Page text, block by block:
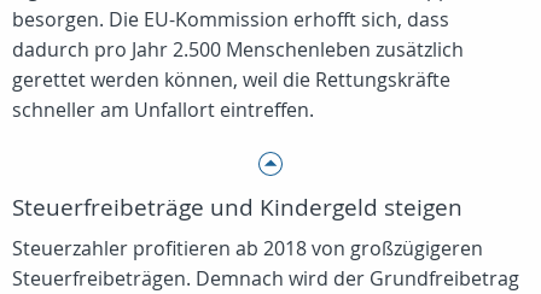
besorgen. Die EU-Kommission erhofft sich, dass
dadurch pro Jahr 2.500 Menschenleben zusätzlich
gerettet werden können, weil die Rettungskräfte
schneller am Unfallort eintreffen.
Steuerfreibeträge und Kindergeld steigen
Steuerzahler profitieren ab 2018 von großzügigeren
Steuerfreibeträgen. Demnach wird der Grundfreibetrag